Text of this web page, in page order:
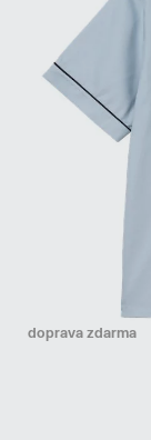
doprava zdarma